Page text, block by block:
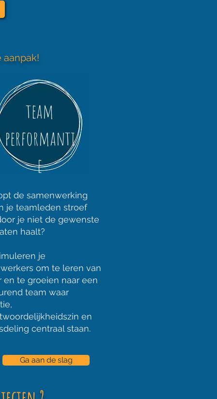
team
performanti
e
de samenwerking
je teamleden stroef
je niet de gewenste
haalt?
je
om te leren van
en te groeien naar een
team waar
en
centraal staan.
Ga aan de slag